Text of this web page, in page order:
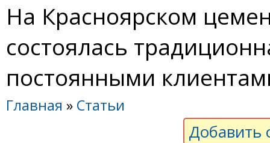
На Красноярском
состоялась
постоянными
Главная » Статьи
Добавить